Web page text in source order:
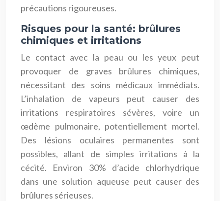
précautions rigoureuses.
Risques pour la santé: brûlures
chimiques et irritations
Le contact avec la peau ou les yeux peut
provoquer de graves brûlures chimiques,
nécessitant des soins médicaux immédiats.
L’inhalation de vapeurs peut causer des
irritations respiratoires sévères, voire un
œdème pulmonaire, potentiellement mortel.
Des lésions oculaires permanentes sont
possibles, allant de simples irritations à la
cécité. Environ 30% d’acide chlorhydrique
dans une solution aqueuse peut causer des
brûlures sérieuses.